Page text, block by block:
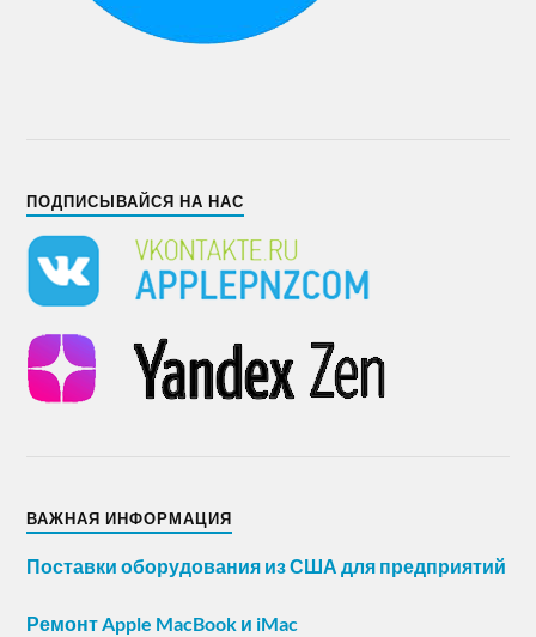
ПОДПИСЫВАЙСЯ НА НАС
ВАЖНАЯ ИНФОРМАЦИЯ
Поставки оборудования из США для предприятий
Ремонт Apple MacBook и iMac